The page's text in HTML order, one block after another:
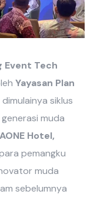
Event Tech
Yayasan Plan
siklus
muda
AONE Hotel,
pemangku
muda
sebelumnya